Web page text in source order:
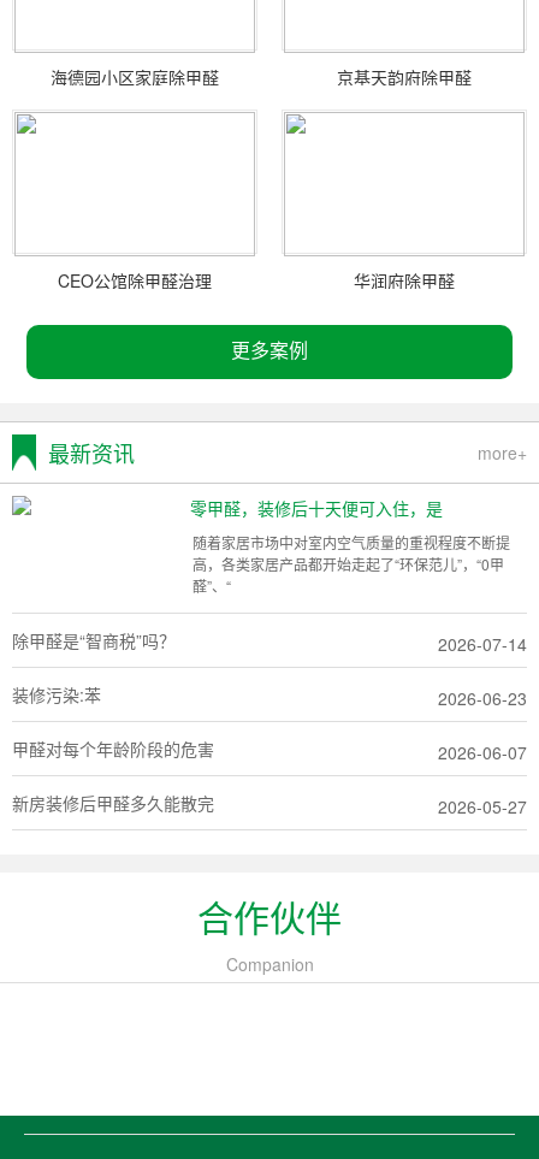
海德园小区家庭除甲醛 京基天韵府除甲醛
CEO公馆除甲醛治理 华润府除甲醛
更多案例
最新资讯 more+
零甲醛，装修后十天便可入住，是
随着家居市场中对室内空气质量的重视程度不断提
高，各类家居产品都开始走起了“环保范儿”，“0甲
醛”、“
除甲醛是“智商税”吗？ 2026-07-14
装修污染:苯 2026-06-23
甲醛对每个年龄阶段的危害 2026-06-07
新房装修后甲醛多久能散完 2026-05-27
合作伙伴
Companion